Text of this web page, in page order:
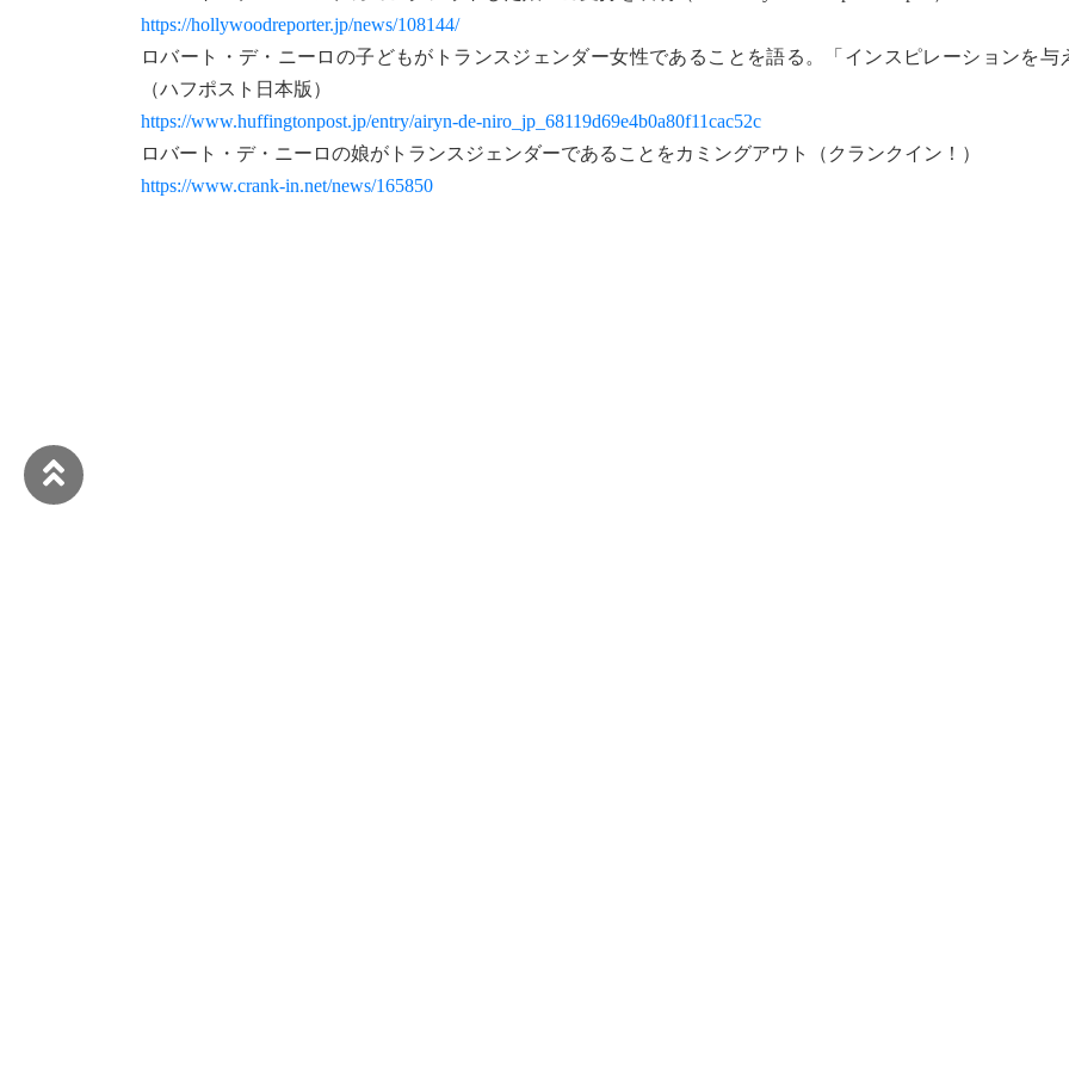
https://hollywoodreporter.jp/news/108144/
ロバート・デ・ニーロの子どもがトランスジェンダー女性であることを語る。「インスピレーションを与
（ハフポスト日本版）
https://www.huffingtonpost.jp/entry/airyn-de-niro_jp_68119d69e4b0a80f11cac52c
ロバート・デ・ニーロの娘がトランスジェンダーであることをカミングアウト（クランクイン！）
https://www.crank-in.net/news/165850